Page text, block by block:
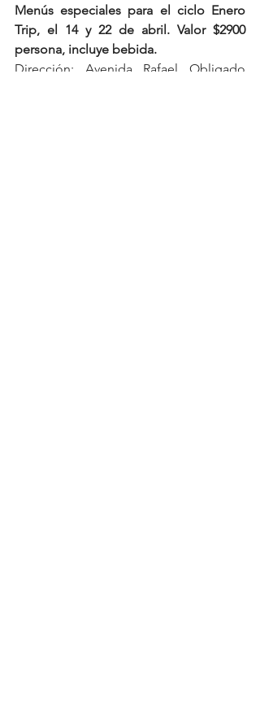
Menús especiales para el ciclo Enero
Trip, el 14 y 22 de abril. Valor $2900
persona, incluye bebida.
Dirección: Avenida Rafael Obligado